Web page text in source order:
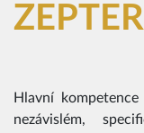
Hlavní
nezávislém,